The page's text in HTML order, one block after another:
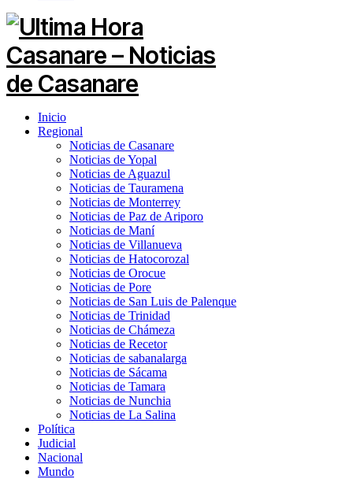
Inicio
Regional
Noticias de Casanare
Noticias de Yopal
Noticias de Aguazul
Noticias de Tauramena
Noticias de Monterrey
Noticias de Paz de Ariporo
Noticias de Maní
Noticias de Villanueva
Noticias de Hatocorozal
Noticias de Orocue
Noticias de Pore
Noticias de San Luis de Palenque
Noticias de Trinidad
Noticias de Chámeza
Noticias de Recetor
Noticias de sabanalarga
Noticias de Sácama
Noticias de Tamara
Noticias de Nunchia
Noticias de La Salina
Política
Judicial
Nacional
Mundo